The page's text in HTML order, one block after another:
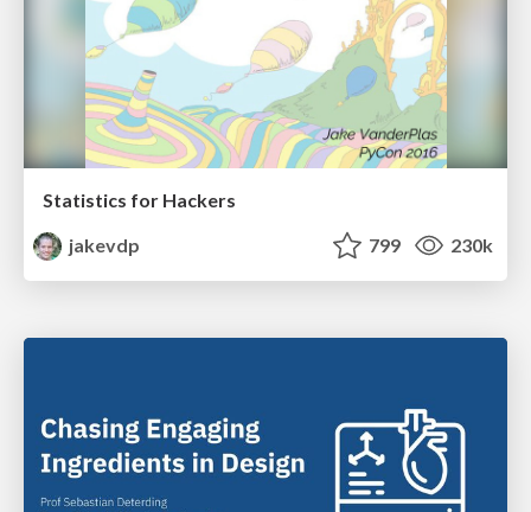
Statistics for Hackers
jakevdp
799 230k